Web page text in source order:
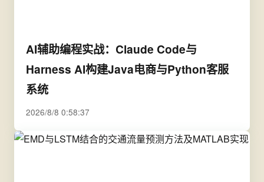
AI辅助编程实战：Claude Code与
Harness AI构建Java电商与Python客服
系统
2026/8/8 0:58:37